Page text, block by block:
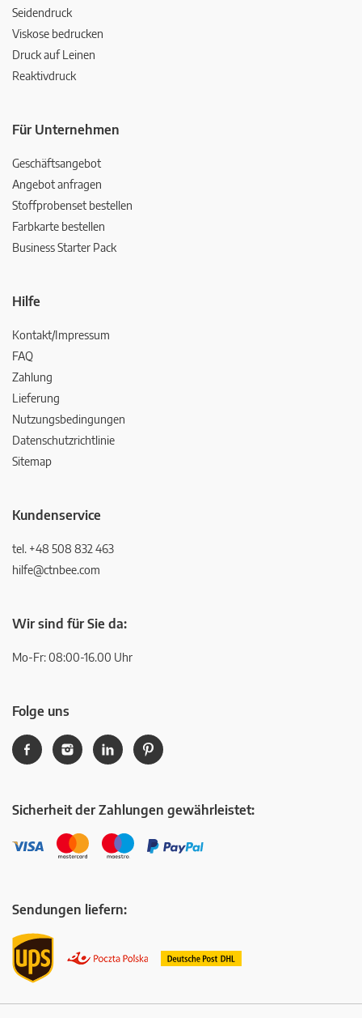
Seidendruck
Viskose bedrucken
Druck auf Leinen
Reaktivdruck
Für Unternehmen
Geschäftsangebot
Angebot anfragen
Stoffprobenset bestellen
Farbkarte bestellen
Business Starter Pack
Hilfe
Kontakt/Impressum
FAQ
Zahlung
Lieferung
Nutzungsbedingungen
Datenschutzrichtlinie
Sitemap
Kundenservice
tel. +48 508 832 463
hilfe@ctnbee.com
Wir sind für Sie da:
Mo-Fr: 08:00-16.00 Uhr
Folge uns
Sicherheit der Zahlungen gewährleistet:
Sendungen liefern: